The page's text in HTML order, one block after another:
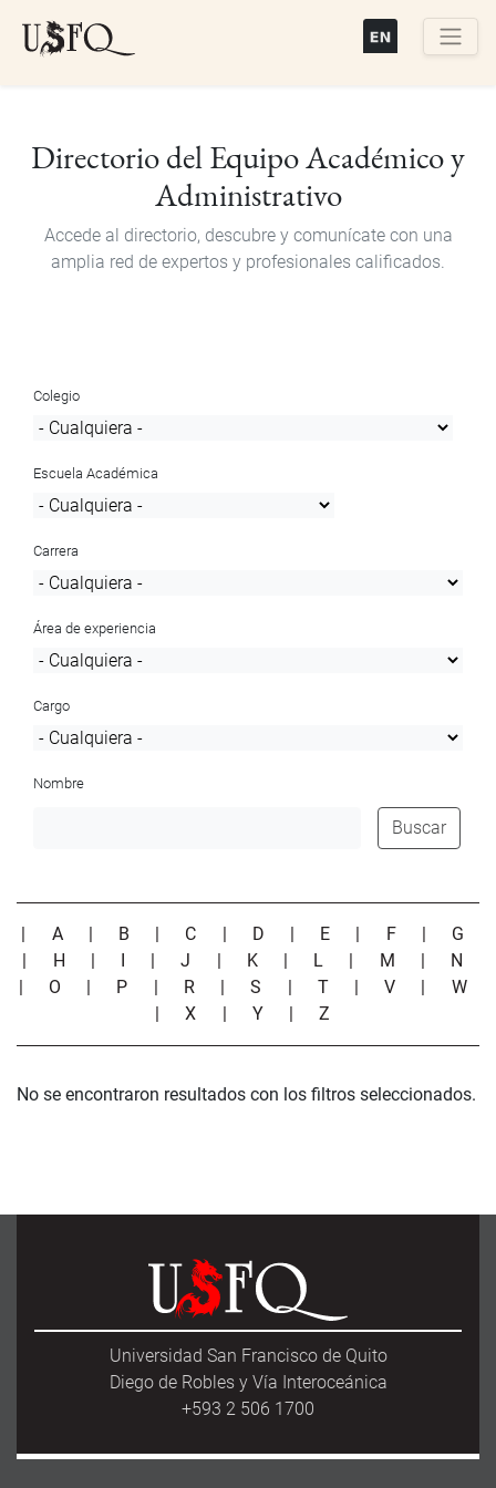
Directorio del Equipo Académico y
Administrativo
Accede al directorio, descubre y comunícate con una
amplia red de expertos y profesionales calificados.
Colegio
Escuela Académica
Carrera
Área de experiencia
Cargo
Nombre
Buscar
| A | B | C | D | E | F | G
| H | I |J | K | L | M | N
| O | P | R |S | T |V | W
|X | Y |Z
No se encontraron resultados con los filtros seleccionados.
Universidad San Francisco de Quito
Diego de Robles y Vía Interoceánica
+593 2 506 1700